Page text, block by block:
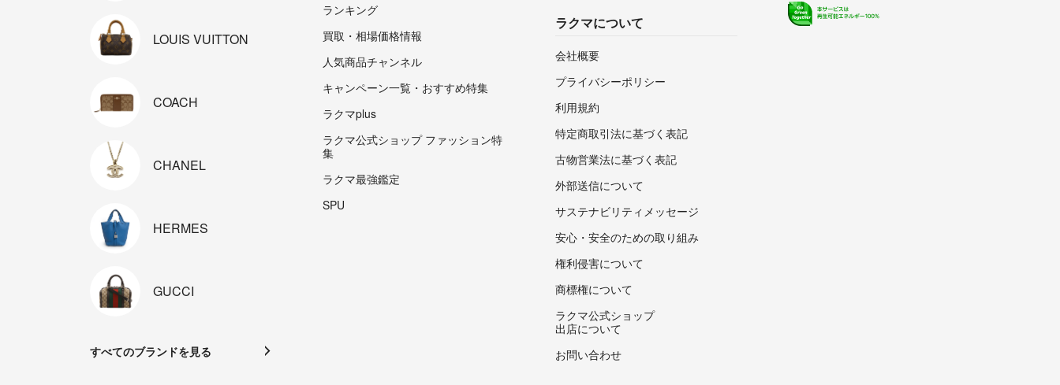
LOUIS VUITTON
COACH
CHANEL
HERMES
GUCCI
すべてのブランドを見る
ランキング
買取・相場価格情報
人気商品チャンネル
キャンペーン一覧・おすすめ特集
ラクマplus
ラクマ公式ショップ ファッション特
集
ラクマ最強鑑定
SPU
ラクマについて
会社概要
プライバシーポリシー
利用規約
特定商取引法に基づく表記
古物営業法に基づく表記
外部送信について
サステナビリティメッセージ
安心・安全のための取り組み
権利侵害について
商標権について
ラクマ公式ショップ
出店について
お問い合わせ